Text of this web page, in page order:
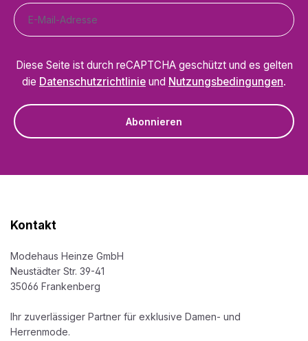
Diese Seite ist durch reCAPTCHA geschützt und es gelten
die Datenschutzrichtlinie und Nutzungsbedingungen.
Abonnieren
Kontakt
Modehaus Heinze GmbH
Neustädter Str. 39-41
35066 Frankenberg
Ihr zuverlässiger Partner für exklusive Damen- und
Herrenmode.